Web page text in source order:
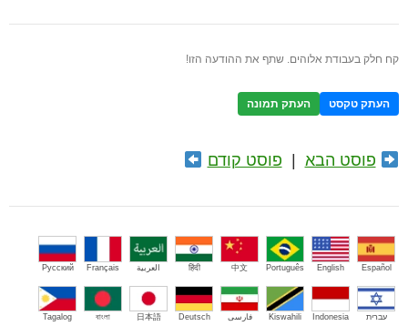
קח חלק בעבודת אלוהים. שתף את ההודעה הזו!
העתק טקסט העתק תמונה
פוסט הבא פוסט קודם
Español
English
Português
中文
हिंदी العربية Français
Русский
עברית Indonesia
Kiswahili فارسی Deutsch
日本語
বাংলা
Tagalog